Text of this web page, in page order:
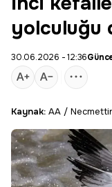
yolculuğu
30.06.2026 - 12:36
Kaynak: AA /